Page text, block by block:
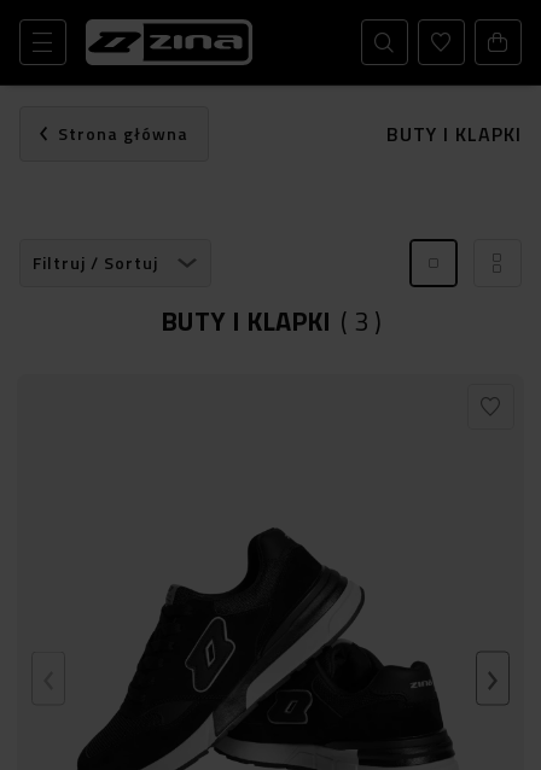
Strona główna BUTY I KLAPKI
Filtruj / Sortuj
BUTY I KLAPKI ( 3 )